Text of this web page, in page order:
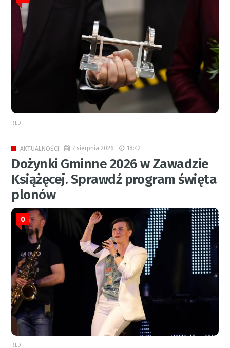
RED.
AKTUALNOŚCI 7 sierpnia 2026 18:42
Dożynki Gminne 2026 w Zawadzie
Książęcej. Sprawdź program święta
plonów
0
RED.